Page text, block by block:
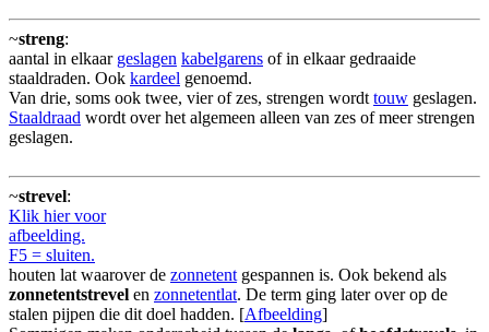
~streng:
aantal in elkaar geslagen kabelgarens of in elkaar gedraaide
staaldraden. Ook kardeel genoemd.
Van drie, soms ook twee, vier of zes, strengen wordt touw geslagen.
Staaldraad wordt over het algemeen alleen van zes of meer strengen
geslagen.
~strevel:
Klik hier voor
afbeelding.
F5 = sluiten.
houten lat waarover de zonnetent gespannen is. Ook bekend als
zonnetentstrevel en zonnetentlat. De term ging later over op de
stalen pijpen die dit doel hadden. [Afbeelding]